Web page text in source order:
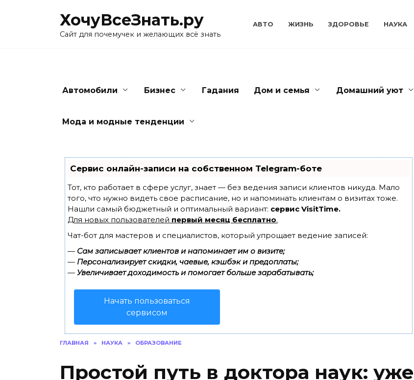
ХочуВсеЗнать.ру
Сайт для почемучек и желающих всё знать
АВТО ЖИЗНЬ ЗДОРОВЬЕ НАУКА
Автомобили Бизнес Гадания Дом и семья Домашний уют
Мода и модные тенденции
Сервис онлайн-записи на собственном Telegram-боте
Тот, кто работает в сфере услуг, знает — без ведения записи клиентов никуда. Мало
того, что нужно видеть свое расписание, но и напоминать клиентам о визитах тоже.
Нашли самый бюджетный и оптимальный вариант: сервис VisitTime.
Для новых пользователей первый месяц бесплатно.
Чат-бот для мастеров и специалистов, который упрощает ведение записей:
— Сам записывает клиентов и напоминает им о визите;
— Персонализирует скидки, чаевые, кэшбэк и предоплаты;
— Увеличивает доходимость и помогает больше зарабатывать;
Начать пользоваться
сервисом
ГЛАВНАЯ » НАУКА » ОБРАЗОВАНИЕ
Простой путь в доктора наук: уже